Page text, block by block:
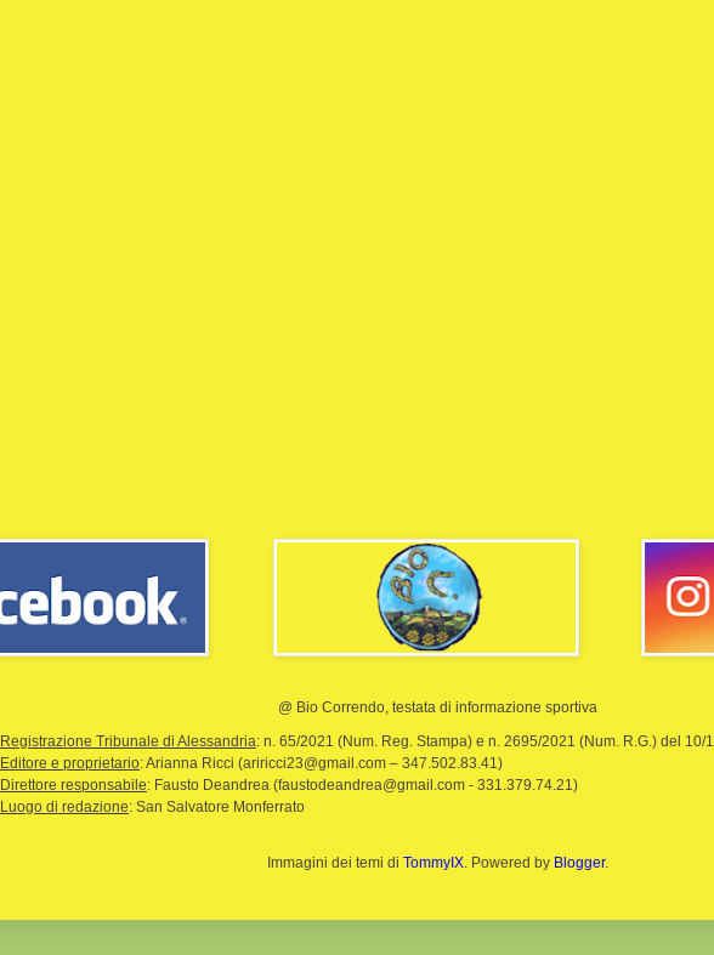
@ Bio Correndo, testata di informazione sportiva
Registrazione Tribunale di Alessandria: n. 65/2021 (Num. Reg. Stampa) e n. 2695/2021 (Num. R.G.) del 10/
Editore e proprietario: Arianna Ricci (ariricci23@gmail.com – 347.502.83.41)
Direttore responsabile: Fausto Deandrea (faustodeandrea@gmail.com - 331.379.74.21)
Luogo di redazione: San Salvatore Monferrato
Immagini dei temi di TommyIX. Powered by Blogger.